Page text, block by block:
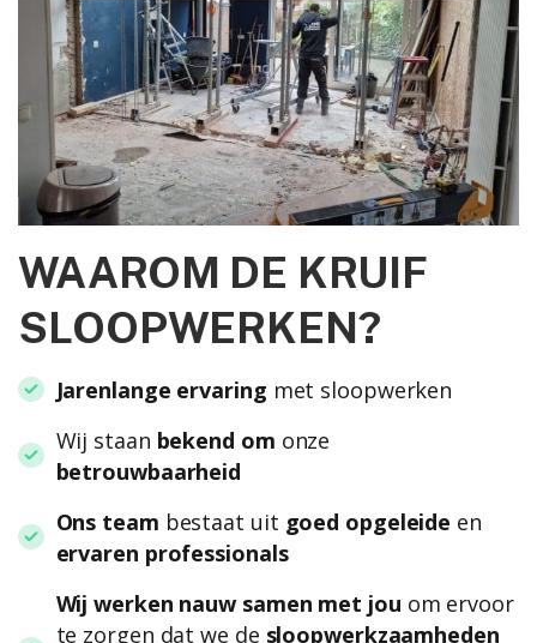
WAAROM DE KRUIF
SLOOPWERKEN?
Jarenlange ervaring met sloopwerken
Wij staan bekend om onze
betrouwbaarheid
Ons team bestaat uit goed opgeleide en
ervaren professionals
Wij werken nauw samen met jou om ervoor
te zorgen dat we de sloopwerkzaamheden